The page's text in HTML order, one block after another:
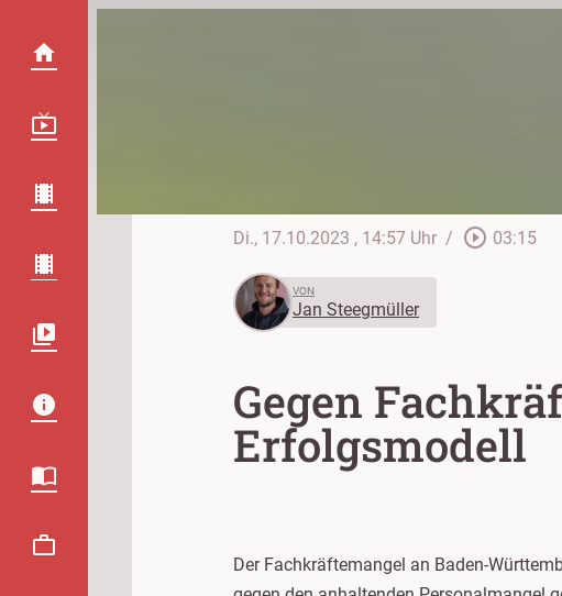
Di., 17.10.2023 , 14:57 Uhr / play_circle_outline 03:15
VON
Jan Steegmüller
Gegen
Erfolgsmodell
Der Fachkräftemangel an Baden-